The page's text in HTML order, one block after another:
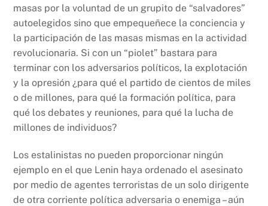
masas por la voluntad de un grupito de “salvadores”
autoelegidos sino que empequeñece la conciencia y
la participación de las masas mismas en la actividad
revolucionaria. Si con un “piolet” bastara para
terminar con los adversarios políticos, la explotación
y la opresión ¿para qué el partido de cientos de miles
o de millones, para qué la formación política, para
qué los debates y reuniones, para qué la lucha de
millones de individuos?
Los estalinistas no pueden proporcionar ningún
ejemplo en el que Lenin haya ordenado el asesinato
por medio de agentes terroristas de un solo dirigente
de otra corriente política adversaria o enemiga – aún